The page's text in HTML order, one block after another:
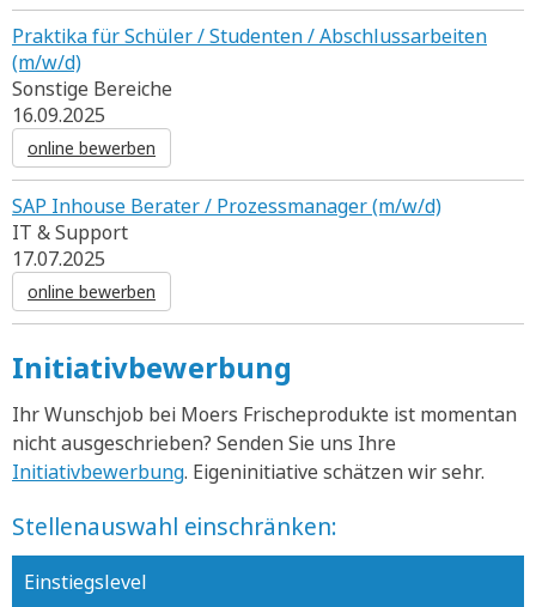
Praktika für Schüler / Studenten / Abschlussarbeiten
(m/w/d)
Sonstige Bereiche
16.09.2025
online bewerben
SAP Inhouse Berater / Prozessmanager (m/w/d)
IT & Support
17.07.2025
online bewerben
Initiativbewerbung
Ihr Wunschjob bei Moers Frischeprodukte ist momentan
nicht ausgeschrieben? Senden Sie uns Ihre
Initiativbewerbung. Eigeninitiative schätzen wir sehr.
Stellenauswahl einschränken:
Einstiegslevel